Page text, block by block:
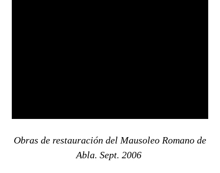
Obras de restauración del Mausoleo Romano de
Abla. Sept. 2006